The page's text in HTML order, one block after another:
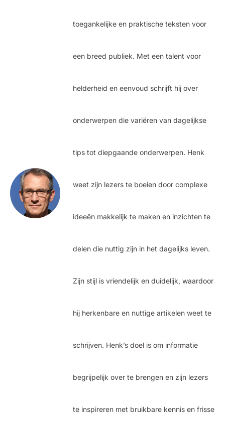
toegankelijke en praktische teksten voor
een breed publiek. Met een talent voor
helderheid en eenvoud schrijft hij over
onderwerpen die variëren van dagelijkse
tips tot diepgaande onderwerpen. Henk
weet zijn lezers te boeien door complexe
ideeën makkelijk te maken en inzichten te
delen die nuttig zijn in het dagelijks leven.
Zijn stijl is vriendelijk en duidelijk, waardoor
hij herkenbare en nuttige artikelen weet te
schrijven. Henk’s doel is om informatie
begrijpelijk over te brengen en zijn lezers
te inspireren met bruikbare kennis en frisse